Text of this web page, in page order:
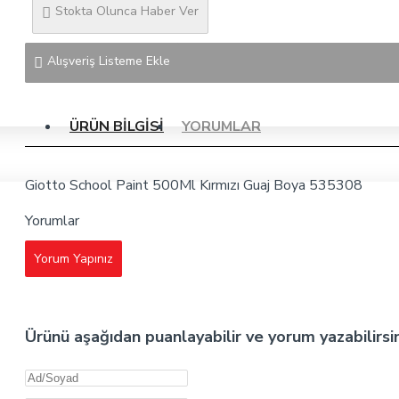
Stokta Olunca Haber Ver
Alışveriş Listeme Ekle
ÜRÜN BILGISI YORUMLAR
Giotto School Paint 500Ml Kırmızı Guaj Boya 535308
Yorumlar
Yorum Yapınız
Ürünü aşağıdan puanlayabilir ve yorum